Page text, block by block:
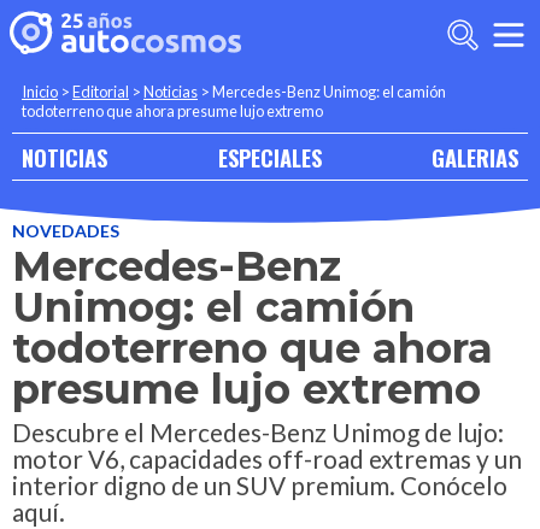
Inicio >Editorial >Noticias >Mercedes-Benz Unimog: el camión
todoterreno que ahora presume lujo extremo
NOTICIAS ESPECIALES GALERIAS
NOVEDADES
Mercedes-Benz
Unimog: el camión
todoterreno que ahora
presume lujo extremo
Descubre el Mercedes-Benz Unimog de lujo:
motor V6, capacidades off-road extremas y un
interior digno de un SUV premium. Conócelo
aquí.